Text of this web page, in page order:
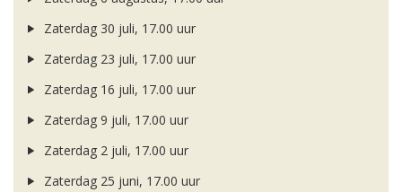
Zaterdag 30 juli, 17.00 uur
Zaterdag 23 juli, 17.00 uur
Zaterdag 16 juli, 17.00 uur
Zaterdag 9 juli, 17.00 uur
Zaterdag 2 juli, 17.00 uur
Zaterdag 25 juni, 17.00 uur